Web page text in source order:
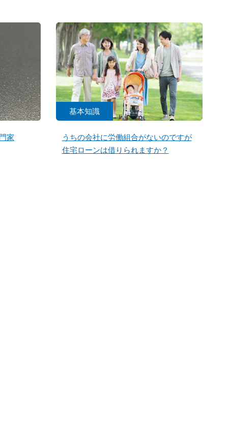
家
基本知識
うちの会社に労働組合がないのですが
住宅ローンは借りられますか？